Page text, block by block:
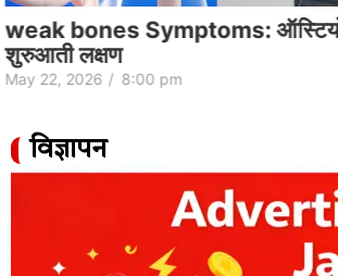
honey color purity taste
benefits tips
May 22, 2026 7:51 pm
विज्ञापन